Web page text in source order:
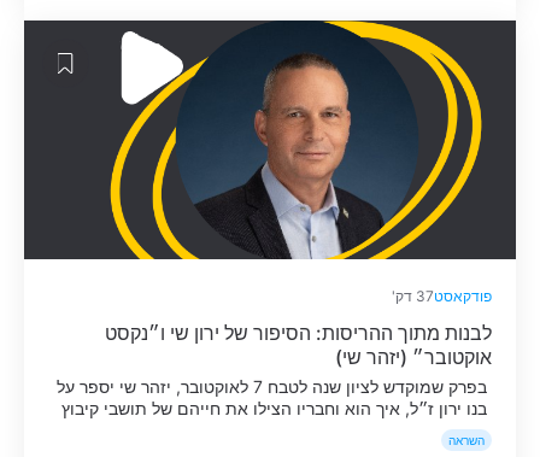
פודקאסט37 דק'
לבנות מתוך ההריסות: הסיפור של ירון שי ו״נקסט
אוקטובר״ (יזהר שי)
בפרק שמוקדש לציון שנה לטבח 7 לאוקטובר, יזהר שי יספר על
בנו ירון ז״ל, איך הוא וחבריו הצילו את חייהם של תושבי קיבוץ
שלם, ועל מסע של אופטימיות ותקווה ישראלית - על האומץ
לבנות במקום שבו הכל נחרב.
השראה